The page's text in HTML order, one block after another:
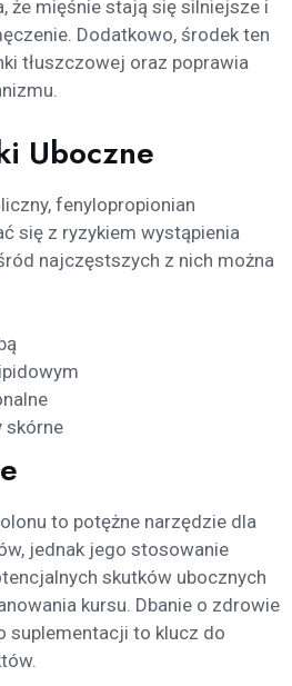
że mięśnie stają się silniejsze i
Dodatkowo, środek ten
tłuszczowej oraz poprawia
Uboczne
fenylopropionian
się z ryzykiem wystąpienia
najczęstszych z nich można
skórne
to potężne narzędzie dla
jednak jego stosowanie
skutków ubocznych
kursu. Dbanie o zdrowie
suplementacji to klucz do